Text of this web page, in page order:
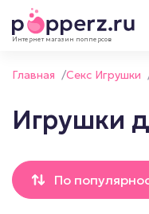
Интернет магазин попперсов
Главная /Секс Игрушки
Игрушки
По